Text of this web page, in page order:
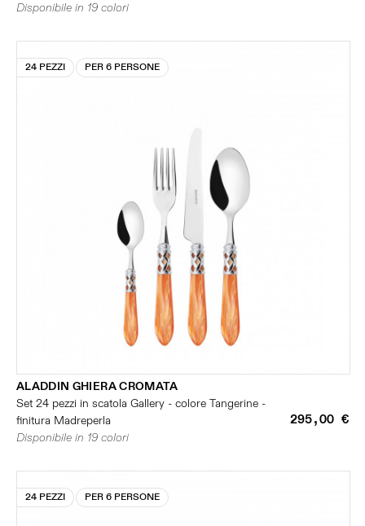
Disponibile in 19 colori
24 PEZZI PER 6 PERSONE
ALADDIN GHIERA CROMATA
Set 24 pezzi in scatola Gallery - colore Tangerine -
finitura Madreperla
295,00 €
Disponibile in 19 colori
24 PEZZI PER 6 PERSONE